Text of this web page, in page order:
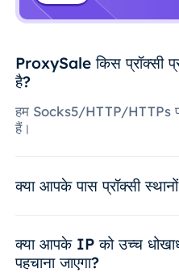
ProxySale किस प्रॉक्सी
है?
हम Socks5/HTTP/HTTPs
हैं।
क्या आपके पास प्रॉक्सी
क्या आपके IP को उच्च
पहचाना जाएगा?